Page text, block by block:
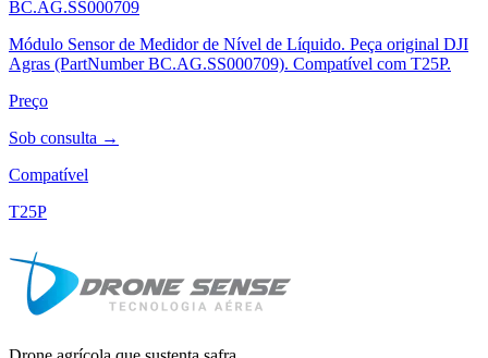
BC.AG.SS000709
Módulo Sensor de Medidor de Nível de Líquido. Peça original DJI
Agras (PartNumber BC.AG.SS000709). Compatível com T25P.
Preço
Sob consulta →
Compatível
T25P